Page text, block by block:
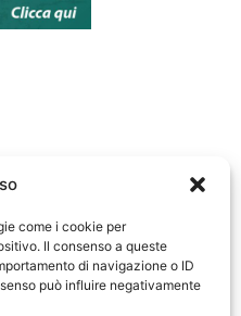
come i cookie per
Il consenso a queste
di navigazione o ID
può influire negativamente